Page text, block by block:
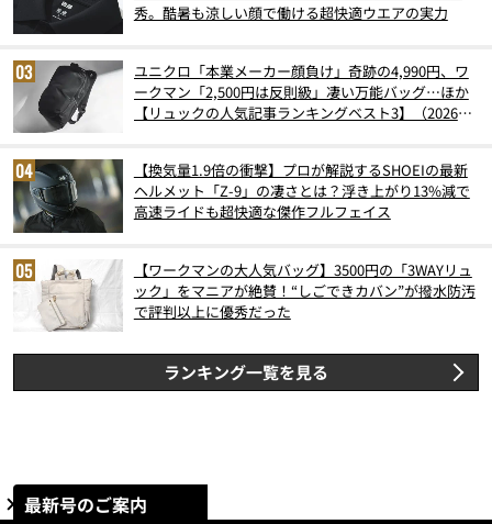
秀。酷暑も涼しい顔で働ける超快適ウエアの実力
ユニクロ「本業メーカー顔負け」奇跡の4,990円、ワ
ークマン「2,500円は反則級」凄い万能バッグ…ほか
【リュックの人気記事ランキングベスト3】（2026年
【換気量1.9倍の衝撃】プロが解説するSHOEIの最新
ヘルメット「Z-9」の凄さとは？浮き上がり13%減で
高速ライドも超快適な傑作フルフェイス
【ワークマンの大人気バッグ】3500円の「3WAYリュ
ック」をマニアが絶賛！“しごできカバン”が撥水防汚
で評判以上に優秀だった
ランキング一覧を見る
最新号のご案内